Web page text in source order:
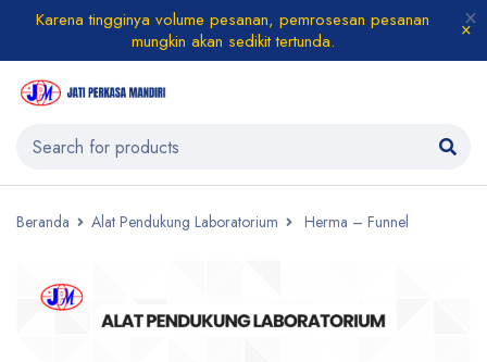
Karena tingginya volume pesanan, pemrosesan pesanan
mungkin akan sedikit tertunda.
Beranda Alat Pendukung Laboratorium Herma – Funnel